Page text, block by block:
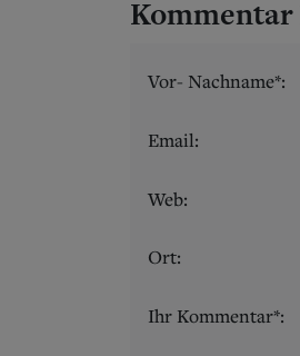
Vor- Nachname*:
Email:
Web:
Ort:
Ihr Kommentar*: